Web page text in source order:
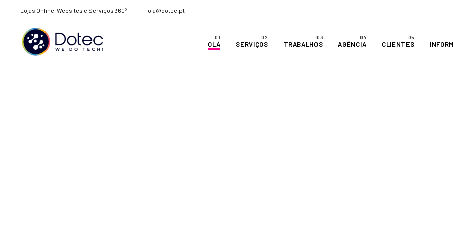
Lojas Online, Websites e Serviços 360º ola@dotec.pt
OLÁ SERVIÇOS TRABALHOS AGÊNCIA CLIENTES